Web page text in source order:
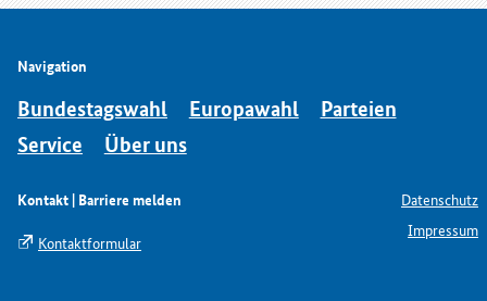
Navigation
Bundestagswahl Europawahl
Parteien
Service
Über uns
Kontakt | Barriere melden
Kontaktformular
Datenschutz
Impressum